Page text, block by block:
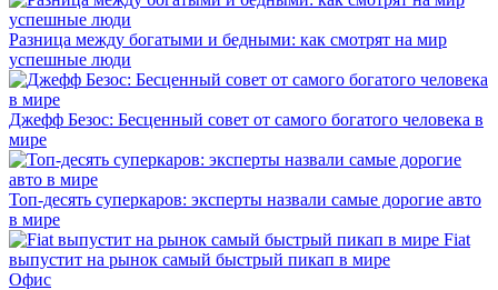
Разница между богатыми и бедными: как смотрят на мир
успешные люди
Джефф Безос: Бесценный совет от самого богатого человека в
мире
Топ-десять суперкаров: эксперты назвали самые дорогие авто
в мире
Fiat
выпустит на рынок самый быстрый пикап в мире
Офис